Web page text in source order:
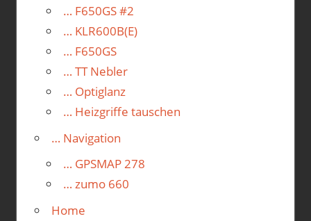
… F650GS #2
… KLR600B(E)
… F650GS
… TT Nebler
… Optiglanz
… Heizgriffe tauschen
… Navigation
… GPSMAP 278
… zumo 660
Home